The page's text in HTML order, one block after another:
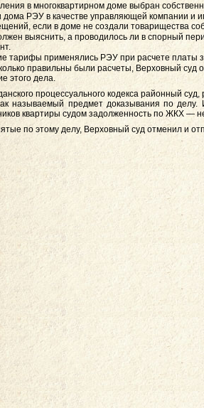
в многоквартирном доме выбран
РЭУ в качестве управляющей компании и
если в доме не создали товарищества
выяснить, а проводилось ли в спорный
тарифы применялись РЭУ при расчете платы
правильны были расчеты, Верховный суд
этого дела.
процессуального кодекса районный
называемый предмет доказывания по делу.
квартиры судом задолженность по ЖКХ —
по этому делу, Верховный суд отменил и